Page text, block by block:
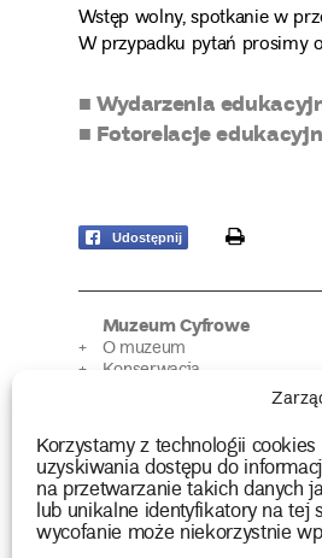
Korzystamy z technologii
uzyskiwania dostępu do
na przetwarzanie takich danych
lub unikalne identyfikatory na tej
wycofanie może niekorzystnie
Wstęp wolny, spotkanie w
W przypadku pytań prosimy
■ Wydarzenia
■ Fotorelacje
Udostępnij print
Muzeum Cyfrowe
O muzeum
Konserwacja
Wydawnictwo
Multimedia
2026 Copyright by Muzeum